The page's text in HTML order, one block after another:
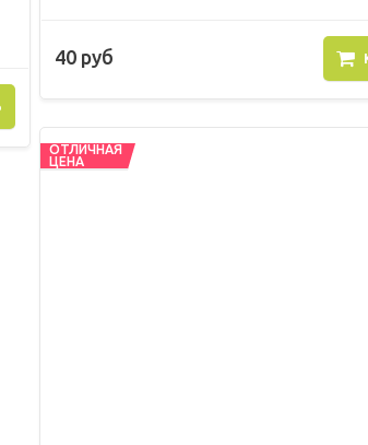
40 руб
ОТЛИЧНАЯ
ЦЕНА